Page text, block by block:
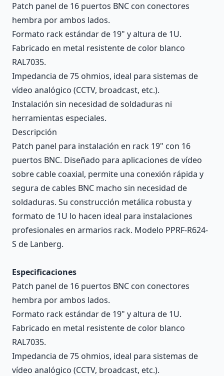
Patch panel de 16 puertos BNC con conectores
hembra por ambos lados.
Formato rack estándar de 19" y altura de 1U.
Fabricado en metal resistente de color blanco
RAL7035.
Impedancia de 75 ohmios, ideal para sistemas de
vídeo analógico (CCTV, broadcast, etc.).
Instalación sin necesidad de soldaduras ni
herramientas especiales.
Descripción
Patch panel para instalación en rack 19" con 16
puertos BNC. Diseñado para aplicaciones de vídeo
sobre cable coaxial, permite una conexión rápida y
segura de cables BNC macho sin necesidad de
soldaduras. Su construcción metálica robusta y
formato de 1U lo hacen ideal para instalaciones
profesionales en armarios rack. Modelo PPRF-R624-
S de Lanberg.
Especificaciones
Patch panel de 16 puertos BNC con conectores
hembra por ambos lados.
Formato rack estándar de 19" y altura de 1U.
Fabricado en metal resistente de color blanco
RAL7035.
Impedancia de 75 ohmios, ideal para sistemas de
vídeo analógico (CCTV, broadcast, etc.).